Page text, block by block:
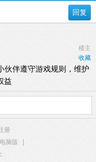
回复
楼主
收藏
伙伴遵守游戏规则，维护
益
册
电脑版